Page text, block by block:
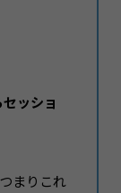
ッショ
まりこれ